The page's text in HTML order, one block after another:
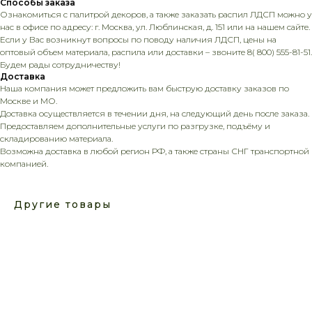
Способы заказа
Ознакомиться с палитрой декоров, а также заказать распил ЛДСП можно у
нас в офисе по адресу: г. Москва, ул. Люблинская, д. 151 или на нашем сайте.
Если у Вас возникнут вопросы по поводу наличия ЛДСП, цены на
оптовый объем материала, распила или доставки – звоните 8( 800) 555-81-51.
Будем рады сотрудничеству!
Доставка
Наша компания может предложить вам быструю доставку заказов по
Москве и МО.
Доставка осуществляется в течении дня, на следующий день после заказа.
Предоставляем дополнительные услуги по разгрузке, подъёму и
складированию материала.
Возможна доставка в любой регион РФ, а также страны СНГ транспортной
компанией.
Другие товары